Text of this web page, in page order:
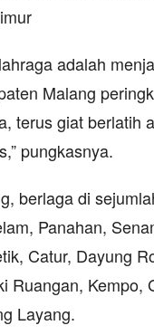
adalah
Malang
terus giat berlatih
pungkasnya.
berlaga di
Panahan,
Catur, Dayung
Ruangan, Kempo,
Layang.